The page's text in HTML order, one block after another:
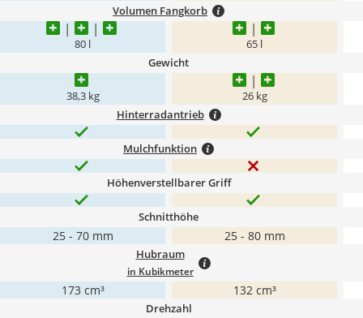
Volumen Fangkorb
80 l 65 l
Gewicht
38,3 kg 26 kg
Hinterradantrieb
Mulchfunktion
Höhenverstellbarer Griff
Schnitthöhe
25 - 70 mm 25 - 80 mm
Hubraum
in Kubikmeter
173 cm³ 132 cm³
Drehzahl